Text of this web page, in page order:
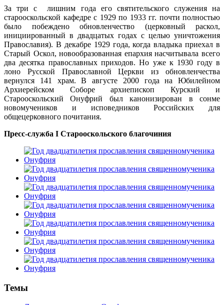
За три с лишним года его святительского служения на
старооскольской кафедре с 1929 по 1933 гг. почти полностью
было побеждено обновленчество (церковный раскол,
инициированный в двадцатых годах с целью уничтожения
Православия). В декабре 1929 года, когда владыка приехал в
Старый Оскол, новообразованная епархия насчитывала всего
два десятка православных приходов. Но уже к 1930 году в
лоно Русской Православной Церкви из обновленчества
вернулся 141 храм. В августе 2000 года на Юбилейном
Архиерейском Соборе архиепископ Курский и
Старооскольский Онуфрий был канонизирован в сонме
новомучеников и исповедников Российских для
общецерковного почитания.
Пресс-служба I Старооскольского благочиния
Темы